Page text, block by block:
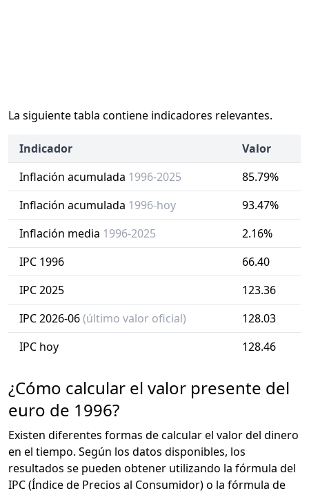
La siguiente tabla contiene indicadores relevantes.
Indicador
Valor
Inflación acumulada 1996-2025
85.79%
Inflación acumulada 1996-hoy
93.47%
Inflación media 1996-2025
2.16%
IPC 1996
66.40
IPC 2025
123.36
IPC 2026-06(último valor oficial)
128.03
IPC hoy
128.46
¿Cómo calcular el valor presente del
euro de 1996?
Existen diferentes formas de calcular el valor del dinero
en el tiempo. Según los datos disponibles, los
resultados se pueden obtener utilizando la fórmula del
IPC (Índice de Precios al Consumidor) o la fórmula de